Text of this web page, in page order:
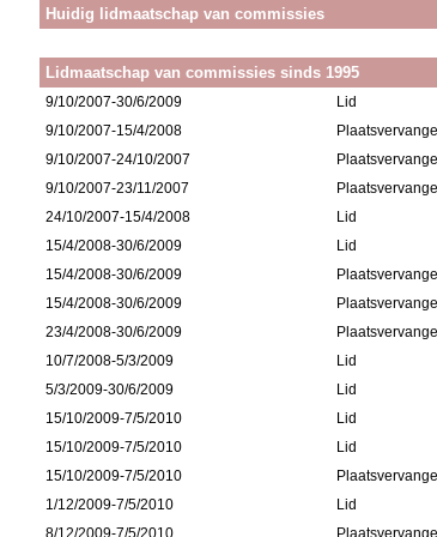
Huidig lidmaatschap van commissies
Lidmaatschap van commissies sinds 1995
9/10/2007-30/6/2009 Lid
9/10/2007-15/4/2008
9/10/2007-24/10/2007
9/10/2007-23/11/2007
24/10/2007-15/4/2008
Lid
15/4/2008-30/6/2009
Lid
15/4/2008-30/6/2009
15/4/2008-30/6/2009
23/4/2008-30/6/2009
10/7/2008-5/3/2009
Lid
5/3/2009-30/6/2009
Lid
15/10/2009-7/5/2010
Lid
15/10/2009-7/5/2010
Lid
15/10/2009-7/5/2010
1/12/2009-7/5/2010
Lid
8/12/2009-7/5/2010